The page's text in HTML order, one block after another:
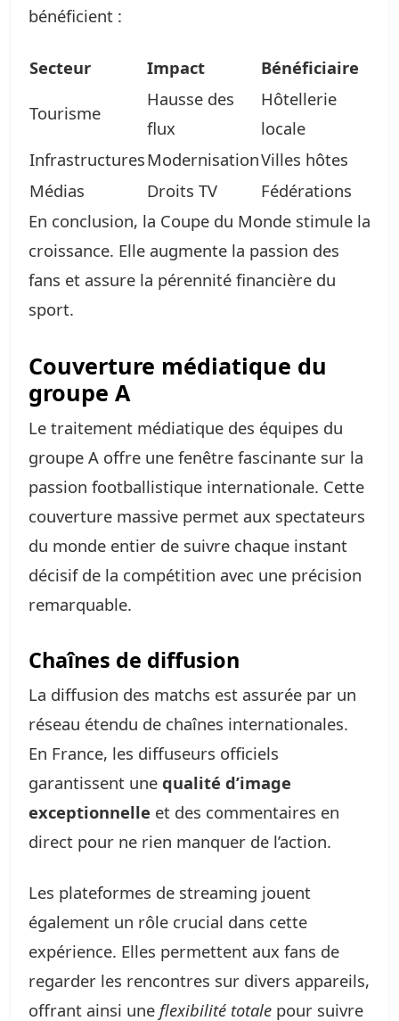
bénéficient :
Secteur Impact Bénéficiaire
Tourisme
Hausse des
flux
Hôtellerie
locale
InfrastructuresModernisationVilles hôtes
Médias
Droits TV
Fédérations
En conclusion, la Coupe du Monde stimule la
croissance. Elle augmente la passion des
fans et assure la pérennité financière du
sport.
Couverture médiatique du
groupe A
Le traitement médiatique des équipes du
groupe A offre une fenêtre fascinante sur la
passion footballistique internationale. Cette
couverture massive permet aux spectateurs
du monde entier de suivre chaque instant
décisif de la compétition avec une précision
remarquable.
Chaînes de diffusion
La diffusion des matchs est assurée par un
réseau étendu de chaînes internationales.
En France, les diffuseurs officiels
garantissent une qualité d’image
exceptionnelle et des commentaires en
direct pour ne rien manquer de l’action.
Les plateformes de streaming jouent
également un rôle crucial dans cette
expérience. Elles permettent aux fans de
regarder les rencontres sur divers appareils,
offrant ainsi une flexibilité totale pour suivre